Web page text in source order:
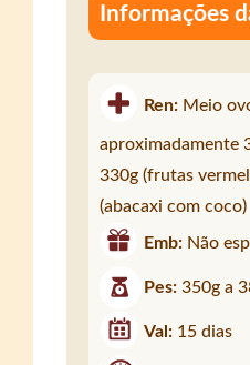
Informações
Ren: Meio
aproximadamente
330g (frutas
(abacaxi com coco)
Emb: Não
Pes:350g a
Val: 15 dias